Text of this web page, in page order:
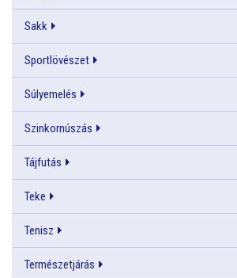
Sakk
Sportlövészet
Súlyemelés
Szinkornúszás
Tájfutás
Teke
Tenisz
Természetjárás